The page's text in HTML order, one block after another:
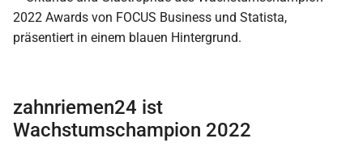
zahnriemen24 ist
Wachstumschampion 2022